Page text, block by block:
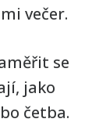
večer.
se
jako
četba.